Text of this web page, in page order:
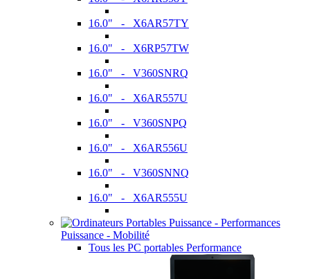
16.0" - X6AR57TY
16.0" - X6RP57TW
16.0" - V360SNRQ
16.0" - X6AR557U
16.0" - V360SNPQ
16.0" - X6AR556U
16.0" - V360SNNQ
16.0" - X6AR555U
Puissance - Mobilité
Tous les PC portables Performance